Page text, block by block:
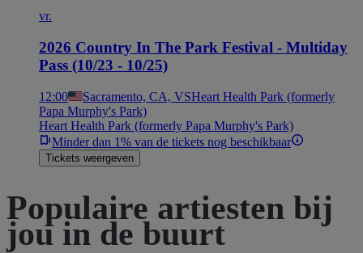
vr.
2026 Country In The Park Festival - Multiday
Pass (10/23 - 10/25)
12:00 Sacramento, CA, VSHeart Health Park (formerly
Papa Murphy's Park)
Heart Health Park (formerly Papa Murphy's Park)
Minder dan 1% van de tickets nog beschikbaar
Tickets weergeven
Populaire artiesten bij
jou in de buurt